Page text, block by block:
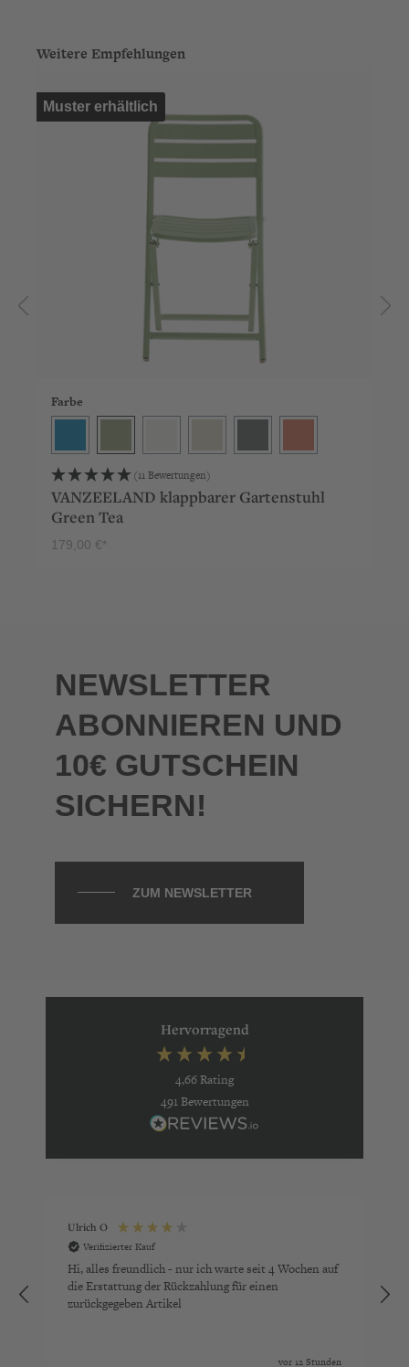
Produktgalerie überspringen
Weitere Empfehlungen
Muster erhältlich
Farbe
(11 Bewertungen)
VANZEELAND klappbarer Gartenstuhl
Green Tea
179,00 €*
NEWSLETTER
ABONNIEREN UND
10€ GUTSCHEIN
SICHERN!
ZUM NEWSLETTER
Hervorragend
4,66Rating
491Bewertungen
Ulrich O
Verifizierter Kauf
Hi, alles freundlich - nur ich warte seit 4 Wochen auf
die Erstattung der Rückzahlung für einen
zurückgegeben Artikel
vor 12 Stunden